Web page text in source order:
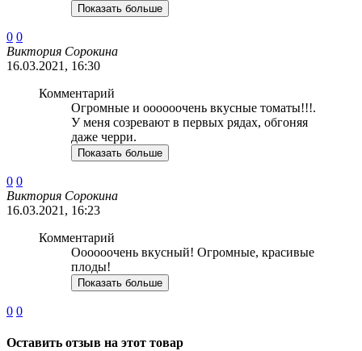
Показать больше
0 0
Виктория Сорокина
16.03.2021, 16:30
Комментарий
Огромные и оооооочень вкусные томаты!!!.
У меня созревают в первых рядах, обгоняя
даже черри.
Показать больше
0 0
Виктория Сорокина
16.03.2021, 16:23
Комментарий
Оооооочень вкусный! Огромные, красивые
плоды!
Показать больше
0 0
Оставить отзыв на этот товар